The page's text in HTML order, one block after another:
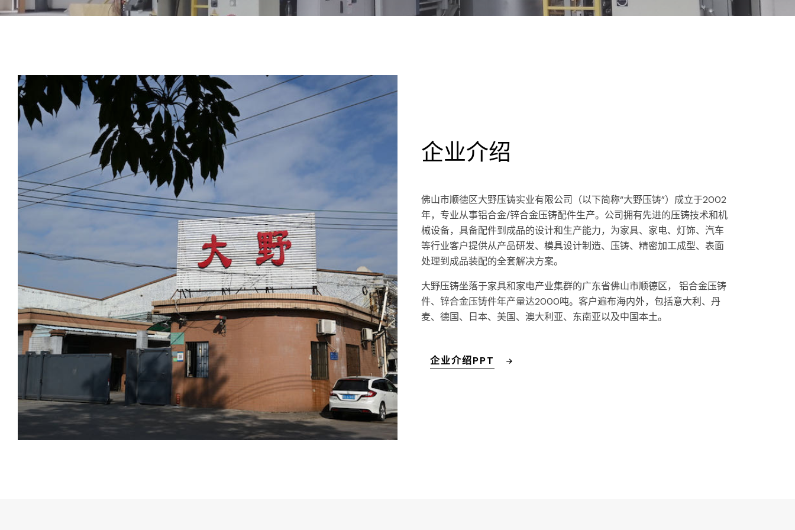
企业介绍
佛山市顺德区大野压铸实业有限公司（以下简称“大野压铸”）成立于2002
年，专业从事铝合金/锌合金压铸配件生产。 公司拥有先进的压铸技术和机
械设备，具备配件到成品的设计和生产能力，为家具、家电、灯饰、汽车
等行业客户提供从产品研发、模具设计制造、压铸、精密加工成型、表面
处理到成品装配的全套解决方案。
大野压铸坐落于家具和家电产业集群的广东省佛山市顺德区， 铝合金压铸
件、锌合金压铸件年产量达2000吨。 客户遍布海内外，包括意大利、丹
麦、德国、日本、美国、澳大利亚、东南亚以及中国本土。
企业介绍PPT